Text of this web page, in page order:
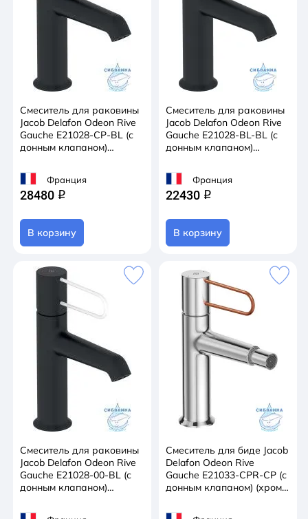
Смеситель для раковины
Jacob Delafon Odeon Rive
Gauche E21028-CP-BL (с
донным клапаном)
Франция
28480 q
В корзину
Смеситель для раковины
Jacob Delafon Odeon Rive
Gauche E21028-BL-BL (с
донным клапаном)
Франция
22430 q
В корзину
Смеситель для раковины
Jacob Delafon Odeon Rive
Gauche E21028-00-BL (с
донным клапаном)
Смеситель для биде Jacob
Delafon Odeon Rive
Gauche E21033-CPR-CP (с
донным клапаном) (хром/